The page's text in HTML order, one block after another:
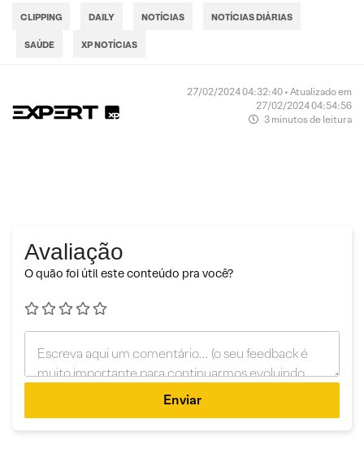
CLIPPING DAILY NOTÍCIAS NOTÍCIAS DIÁRIAS
SAÚDE XP NOTÍCIAS
27/02/2024 04:32:40 • Atualizado em
27/02/2024 04:54:56
3 minutos de leitura
Avaliação
O quão foi útil este conteúdo pra você?
Enviar